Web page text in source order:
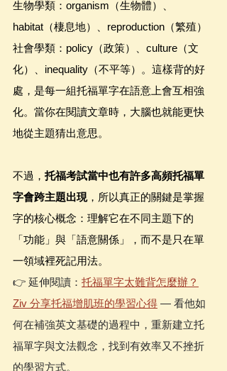
生物學類：organism（生物體）、
habitat（棲息地）、reproduction（繁殖）
社會學類：policy（政策）、culture（文
化）、inequality（不平等）。這樣背的好
處，是每一組托福單字在語意上會互相強
化。當你在閱讀文章時，大腦也就能更快
地從主題猜出意思。
不過， 托福考試當中也有許多高頻托福單
字會跨主題出現，所以真正的關鍵是掌握
字的核心概念：理解它在不同主題下的
「功能」與「語意關係」，而不是只在單
一領域裡死記用法。
👉 延伸閱讀： 托福單字太難背怎麼辦？
Ziv 分享托福增肌班的學習心得 — 看他如
何在補強英文基礎的過程中，重新建立托
福單字與文法觀念，找到有效率又不挫折
的學習方式。